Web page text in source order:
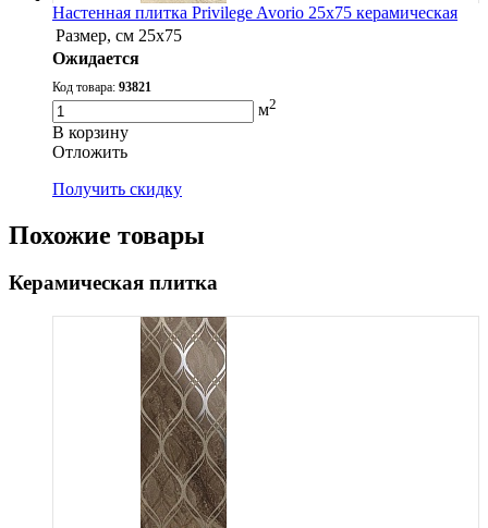
Настенная плитка Privilege Avorio 25x75 керамическая
Размер, см 25x75
Ожидается
Код товара: 93821
м2
В корзину
Oтложить
Получить скидку
Похожие товары
Керамическая плитка